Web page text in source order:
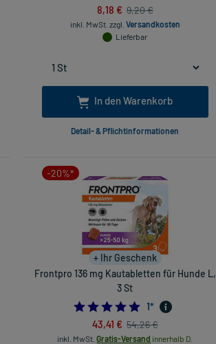
8,18 € 9,20 €
inkl. MwSt. zzgl. Versandkosten
Lieferbar
In den Warenkorb
Detail- & Pflichtinformationen
-20%*
+ Ihr Geschenk
Frontpro 136 mg Kautabletten für Hunde L,
3 St
5.0
1*
43,41 € 54,26 €
inkl. MwSt. Gratis-Versand innerhalb D.